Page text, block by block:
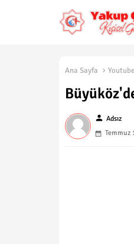
Ana Sayfa Youtube
person Adsız
Temmuz